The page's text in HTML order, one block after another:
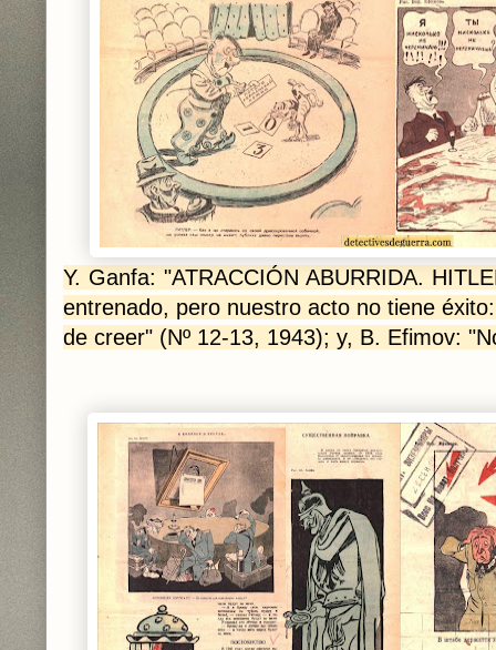
Y. Ganfa: "ATRACCIÓN ABURRIDA.
entrenado, pero nuestro acto no tiene
de creer" (Nº 12-13, 1943); y, B. Efimov: